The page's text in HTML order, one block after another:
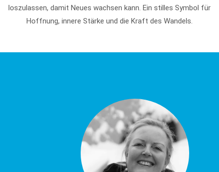
loszulassen, damit Neues wachsen kann. Ein stilles Symbol für
Hoffnung, innere Stärke und die Kraft des Wandels.